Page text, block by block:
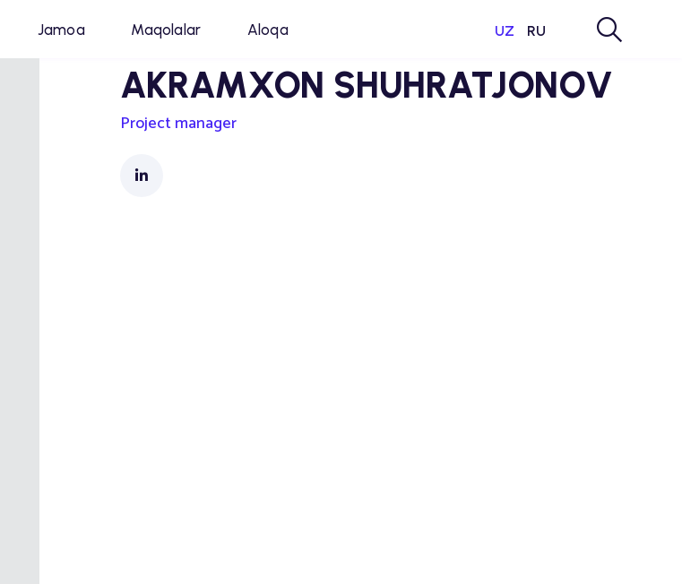
Jamoa Maqolalar Aloqa UZ RU
AKRAMXON SHUHRATJONOV
Project manager